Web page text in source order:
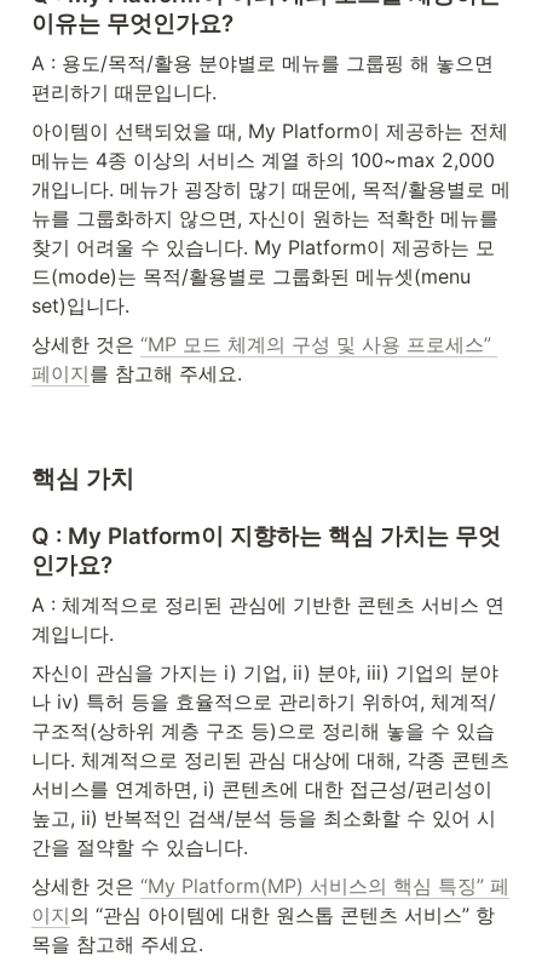
이유는 무엇인가요?
A : 용도/목적/활용 분야별로 메뉴를 그룹핑 해 놓으면
편리하기 때문입니다.
아이템이 선택되었을 때, My Platform이 제공하는 전체
메뉴는 4종 이상의 서비스 계열 하의 100~max 2,000
개입니다. 메뉴가 굉장히 많기 때문에, 목적/활용별로 메
뉴를 그룹화하지 않으면, 자신이 원하는 적확한 메뉴를
찾기 어려울 수 있습니다. My Platform이 제공하는 모
드(mode)는 목적/활용별로 그룹화된 메뉴셋(menu
set)입니다.
상세한 것은 “MP 모드 체계의 구성 및 사용 프로세스”
페이지를 참고해 주세요.
핵심 가치
Q : My Platform이 지향하는 핵심 가치는 무엇
인가요?
A : 체계적으로 정리된 관심에 기반한 콘텐츠 서비스 연
계입니다.
자신이 관심을 가지는 i) 기업, ii) 분야, iii) 기업의 분야
나 iv) 특허 등을 효율적으로 관리하기 위하여, 체계적/
구조적(상하위 계층 구조 등)으로 정리해 놓을 수 있습
니다. 체계적으로 정리된 관심 대상에 대해, 각종 콘텐츠
서비스를 연계하면, i) 콘텐츠에 대한 접근성/편리성이
높고, ii) 반복적인 검색/분석 등을 최소화할 수 있어 시
간을 절약할 수 있습니다.
상세한 것은 “My Platform(MP) 서비스의 핵심 특징” 페
이지의 “관심 아이템에 대한 원스톱 콘텐츠 서비스” 항
목을 참고해 주세요.